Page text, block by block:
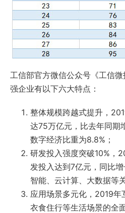
工信部官方微信公众号《工信
强企业有以下六大特点：
整体规模跨越式提升，
达75万亿元，比去年同期
数字经济比重为8.8%；
研发投入强度突破10%，
发投入达到7亿元，同比
智能、云计算、大数据等
应用场景多元化，2019
衣食住行等生活场景的全